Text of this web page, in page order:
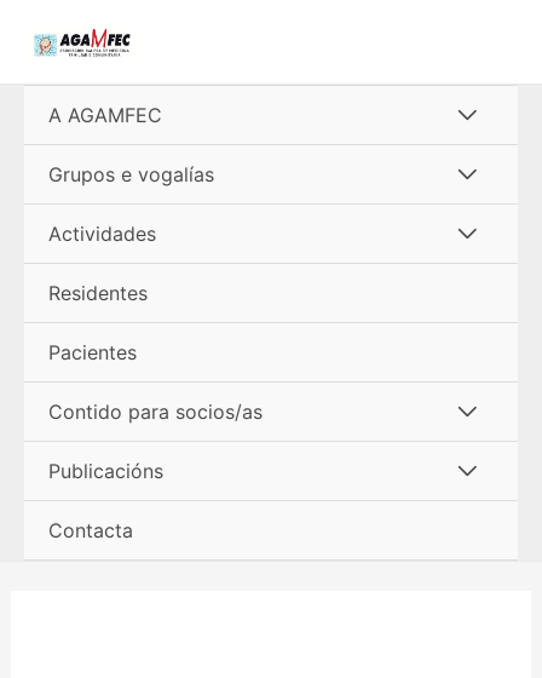
A AGAMFEC
menú
Grupos e vogalías
menú
Actividades
Residentes
Pacientes
Contido para socios/as
menú
Publicacións
Contacta